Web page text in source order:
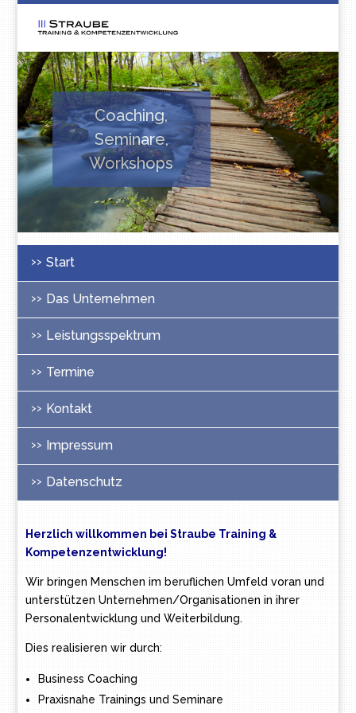
Coaching,
Seminare,
Workshops
Start
Das Unternehmen
Leistungsspektrum
Termine
Kontakt
Impressum
Datenschutz
Herzlich willkommen bei Straube Training &
Kompetenzentwicklung!
Wir bringen Menschen im beruflichen Umfeld voran und
unterstützen Unternehmen/Organisationen in ihrer
Personalentwicklung und Weiterbildung.
Dies realisieren wir durch:
Business Coaching
Praxisnahe Trainings und Seminare